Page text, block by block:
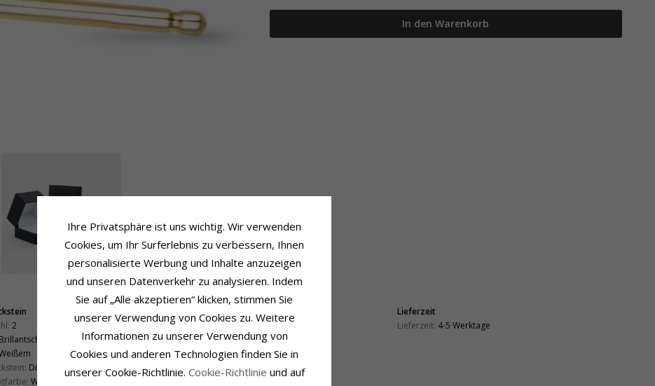
In den Warenkorb
2
Brillantschliff
Diamant
Wesselton
Durchmesser: 3,7 mm
Tiefe: 3,0 mm
Lieferzeit
Lieferzeit: 4-5 Werktage
Ihre Privatsphäre ist uns wichtig. Wir verwenden
Cookies, um Ihr Surferlebnis zu verbessern, Ihnen
personalisierte Werbung und Inhalte anzuzeigen
und unseren Datenverkehr zu analysieren. Indem
Sie auf „Alle akzeptieren“ klicken, stimmen Sie
unserer Verwendung von Cookies zu. Weitere
Informationen zu unserer Verwendung von
Cookies und anderen Technologien finden Sie in
unserer Cookie-Richtlinie. Cookie-Richtlinie und auf